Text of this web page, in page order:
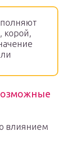
корой,
влиянием